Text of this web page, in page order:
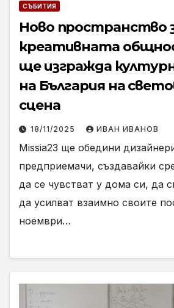
СЪБИТИЯ
Ново пространство
креативната
ще изгражда
на България на
сцена
18/11/2025 ИВАН ИВАНОВ
Missia23 ще обедини
предприемачи, създавайки
да се чувстват у дома си, да
да усилват взаимно своите
ноември…